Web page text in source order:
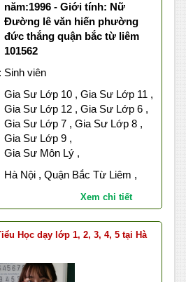
năm:1996 - Giới tính: Nữ
Đường lê văn hiến phường
đức thắng quận bắc từ liêm
101562
Sinh viên
Gia Sư Lớp 10 , Gia Sư Lớp 11 ,
Gia Sư Lớp 12 , Gia Sư Lớp 6 ,
Gia Sư Lớp 7 , Gia Sư Lớp 8 ,
Gia Sư Lớp 9 ,
Gia Sư Môn Lý ,
Hà Nội , Quận Bắc Từ Liêm ,
Xem chi tiết
Học dạy lớp 1, 2, 3, 4, 5 tại Hà